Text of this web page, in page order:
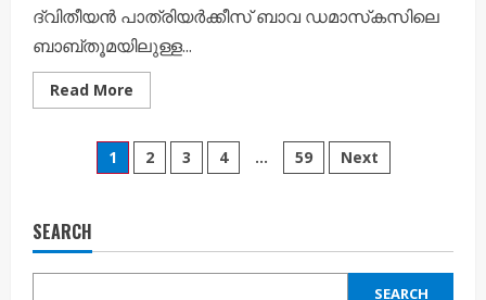
ദ്വിതീയൻ പാത്രിയർക്കീസ് ബാവ ഡമാസ്‌കസിലെ
ബാബ്തൂമയിലുള്ള...
Read More
more
പാത്രിയർക്കീസ്
ബാവായുടെ
ക്രിസ്തുമസ്
Posts
1 2 3 4 … 59 Next
SEARCH
SEARCH